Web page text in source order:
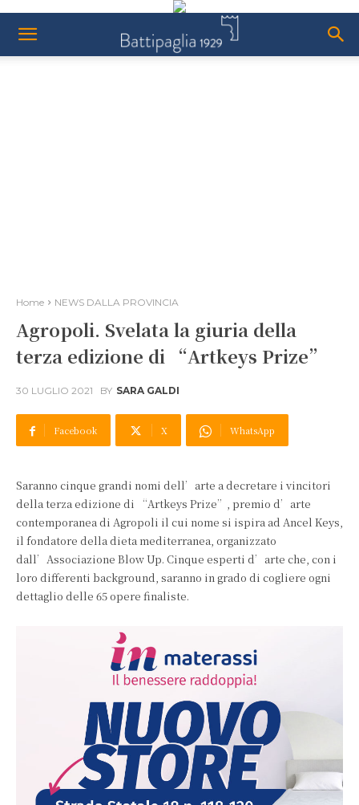
Home NEWS DALLA PROVINCIA
Agropoli. Svelata la giuria della
terza edizione di “Artkeys Prize”
30 LUGLIO 2021 BY SARA GALDI
Facebook X WhatsApp
Saranno cinque grandi nomi dell’arte a decretare i vincitori
della terza edizione di “Artkeys Prize”, premio d’arte
contemporanea di Agropoli il cui nome si ispira ad Ancel Keys,
il fondatore della dieta mediterranea, organizzato
dall’Associazione Blow Up. Cinque esperti d’arte che, con i
loro differenti background, saranno in grado di cogliere ogni
dettaglio delle 65 opere finaliste.